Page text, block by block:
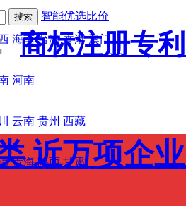
海南 台湾 香港 澳门
河南
云南 贵州 西藏
青海 陕西 甘肃
智能优选比价
商标注册专
近万项企